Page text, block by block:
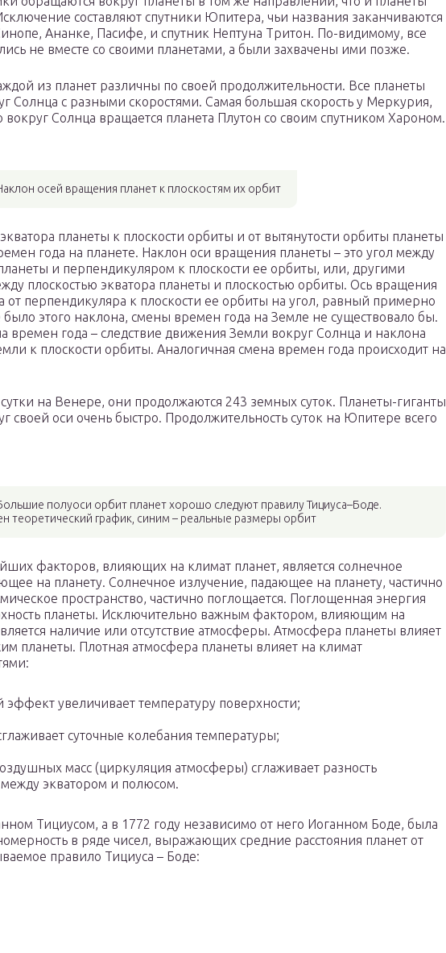
составляют спутники Юпитера, чьи названия заканчиваются
Ананке, Пасифе, и спутник Нептуна Тритон. По-видимому, все
не вместе со своими планетами, а были захвачены ими позже.
из планет различны по своей продолжительности. Все планеты
Солнца с разными скоростями. Самая большая скорость у Меркурия,
вокруг Солнца вращается планета Плутон со своим спутником Хароном.
осей вращения планет к плоскостям их орбит
планеты к плоскости орбиты и от вытянутости орбиты планеты
года на планете. Наклон оси вращения планеты – это угол между
и перпендикуляром к плоскости ее орбиты, или, другими
плоскостью экватора планеты и плоскостью орбиты. Ось вращения
от перпендикуляра к плоскости ее орбиты на угол, равный примерно
было этого наклона, смены времен года на Земле не существовало бы.
времен года – следствие движения Земли вокруг Солнца и наклона
к плоскости орбиты. Аналогичная смена времен года происходит на
на Венере, они продолжаются 243 земных суток. Планеты-гиганты
своей оси очень быстро. Продолжительность суток на Юпитере всего
полуоси орбит планет хорошо следуют правилу Тициуса–Боде.
теоретический график, синим – реальные размеры орбит
факторов, влияющих на климат планет, является солнечное
на планету. Солнечное излучение, падающее на планету, частично
пространство, частично поглощается. Поглощенная энергия
планеты. Исключительно важным фактором, влияющим на
наличие или отсутствие атмосферы. Атмосфера планеты влияет
планеты. Плотная атмосфера планеты влияет на климат
увеличивает температуру поверхности;
суточные колебания температуры;
масс (циркуляция атмосферы) сглаживает разность
экватором и полюсом.
Тициусом, а в 1772 году независимо от него Иоганном Боде, была
в ряде чисел, выражающих средние расстояния планет от
правило Тициуса – Боде: